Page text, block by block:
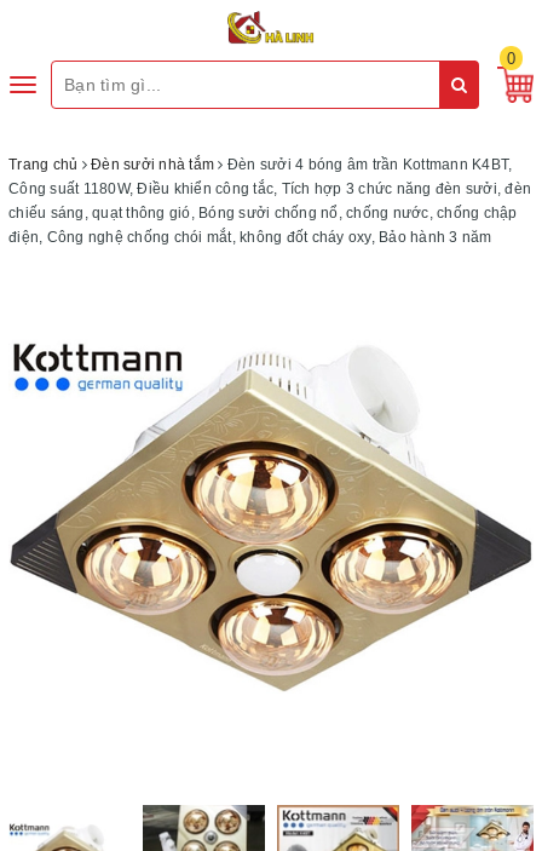
Toggle
0
Trang chủ Đèn sưởi nhà tắm
Đèn sưởi 4 bóng âm trần Kottmann K4BT,
Công suất 1180W, Điều khiển công tắc, Tích hợp 3 chức năng đèn sưởi, đèn
chiếu sáng, quạt thông gió, Bóng sưởi chống nổ, chống nước, chống chập
điện, Công nghệ chống chói mắt, không đốt cháy oxy, Bảo hành 3 năm